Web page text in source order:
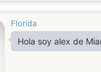
Florida
Hola soy alex de